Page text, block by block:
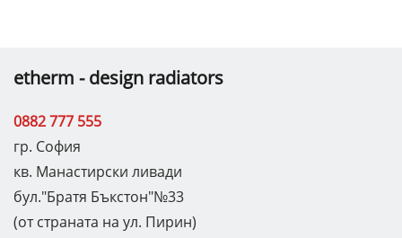
etherm - design radiators
0882 777 555
гр. София
кв. Манастирски ливади
бул."Братя Бъкстон"№33
(от страната на ул. Пирин)